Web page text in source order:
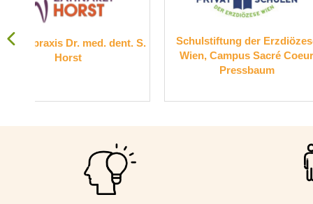
S.
Schulstiftung der Erzdiözese
Wien, Campus Sacré Coeur
Suchthilfe